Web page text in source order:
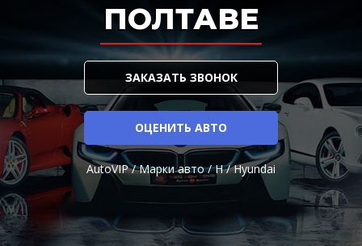
ПОЛТАВЕ
ЗАКАЗАТЬ ЗВОНОК
ОЦЕНИТЬ АВТО
AutoVIP/Марки авто/H/Hyundai